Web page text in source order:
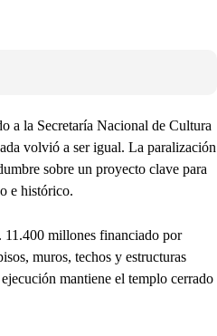
a la Secretaría Nacional de Cultura
volvió a ser igual. La paralización
sobre un proyecto clave para
e histórico.
millones financiado por
muros, techos y estructuras
mantiene el templo cerrado